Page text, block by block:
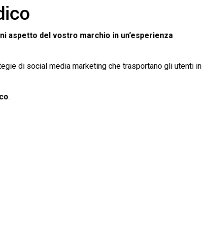
aspetto del vostro marchio in un’esperienza
di social media marketing che trasportano gli utenti in
.